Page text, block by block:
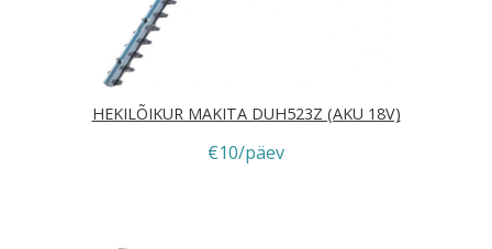
HEKILÕIKUR MAKITA DUH523Z (AKU 18V)
€10/päev